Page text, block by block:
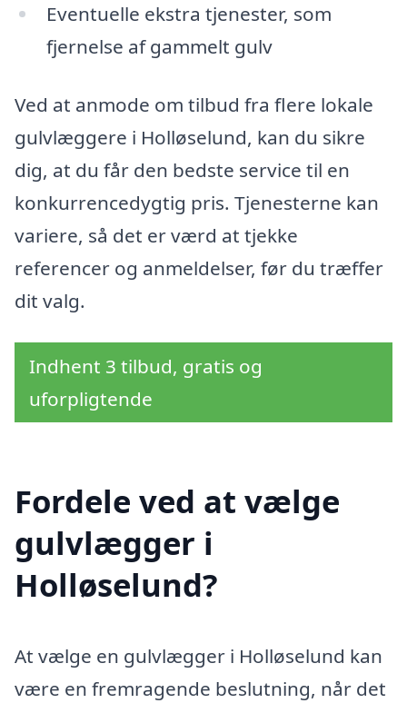
Eventuelle ekstra tjenester, som
fjernelse af gammelt gulv
Ved at anmode om tilbud fra flere lokale
gulvlæggere i Holløselund, kan du sikre
dig, at du får den bedste service til en
konkurrencedygtig pris. Tjenesterne kan
variere, så det er værd at tjekke
referencer og anmeldelser, før du træffer
dit valg.
Indhent 3 tilbud, gratis og
uforpligtende
Fordele ved at vælge
gulvlægger i
Holløselund?
At vælge en gulvlægger i Holløselund kan
være en fremragende beslutning, når det